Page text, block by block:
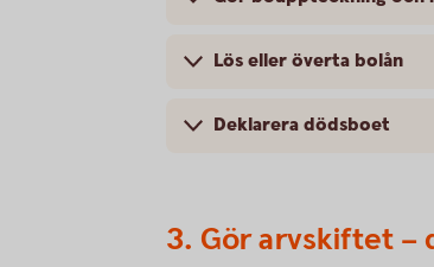
Lös eller överta bolån
Deklarera dödsboet
3. Gör arvskiftet –